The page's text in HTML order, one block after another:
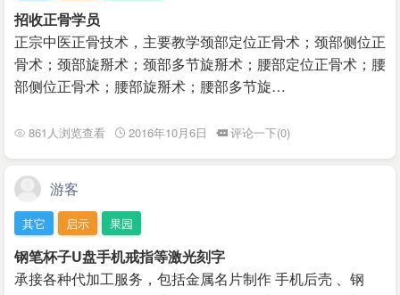
招收正骨学员
正宗中医正骨技术，主要教学颈部定位正骨术；颈部侧位正
骨术；颈部旋掰术；颈部多节旋掰术；腰部定位正骨术；腰
部侧位正骨术；腰部旋掰术；腰部多节旋…
861人浏览查看 2016年10月6日 评论一下(0)
游客
其它 启示 果园
钢笔杯子U盘手机戒指等激光刻字
承接各种代加工服务，包括金属名片制作 手机后壳 、钢